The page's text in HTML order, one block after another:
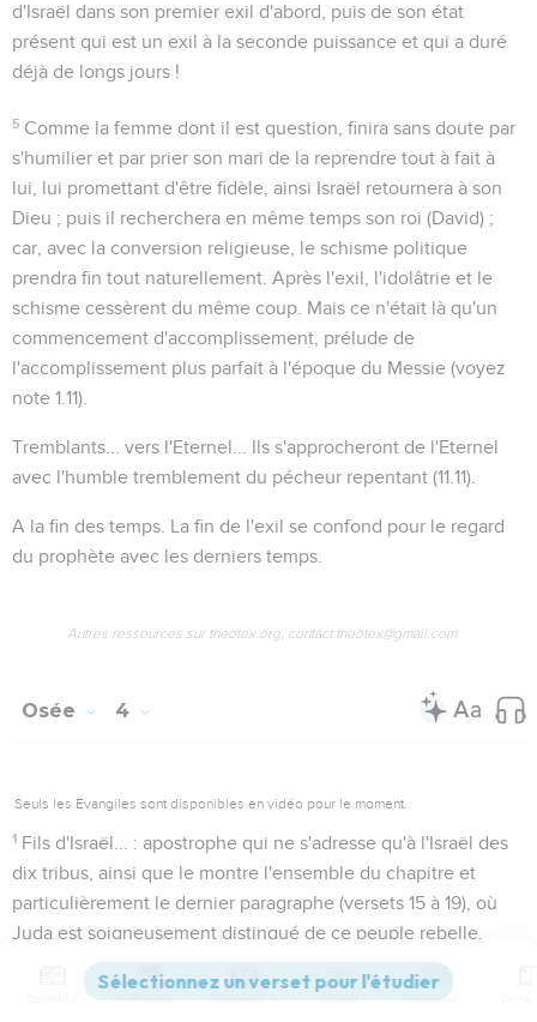
d'Israël dans son premier exil d'abord, puis de son état
présent qui est un exil à la seconde puissance et qui a duré
déjà de longs jours !
5 Comme la femme dont il est question, finira sans doute par
s'humilier et par prier son mari de la reprendre tout à fait à
lui, lui promettant d'être fidèle, ainsi Israël retournera à son
Dieu ; puis il recherchera en même temps son roi (David) ;
car, avec la conversion religieuse, le schisme politique
prendra fin tout naturellement. Après l'exil, l'idolâtrie et le
schisme cessèrent du même coup. Mais ce n'était là qu'un
commencement d'accomplissement, prélude de
l'accomplissement plus parfait à l'époque du Messie (voyez
note 1.11).
Tremblants... vers l'Eternel...
Ils s'approcheront de l'Eternel
avec l'humble tremblement du pécheur repentant (11.11).
A la fin des temps . La fin de l'exil se confond pour le regard
du prophète avec les derniers temps.
Autres ressources sur theotex.org, contact theotex@gmail.com
Osée 4
Seuls les Évangiles sont disponibles en vidéo pour le moment.
1 Fils d'Israël...
: apostrophe qui ne s'adresse qu'à l'Israël des
dix tribus, ainsi que le montre l'ensemble du chapitre et
particulièrement le dernier paragraphe (versets 15 à 19), où
Juda est soigneusement distingué de ce peuple rebelle.
Un procès...Cette image du procès entre Dieu et le peuple
Versions Commentaires Strong